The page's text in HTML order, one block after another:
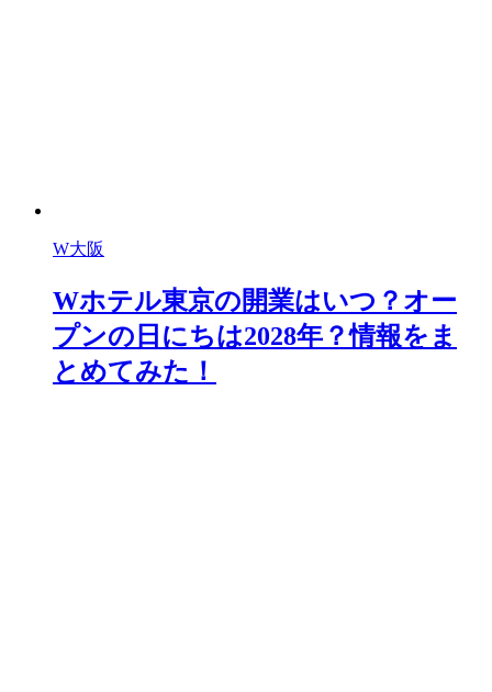
W大阪
Wホテル東京の開業はいつ？オー
プンの日にちは2028年？情報をま
とめてみた！